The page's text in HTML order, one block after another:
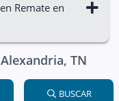
Remate en
TN
BUSCAR